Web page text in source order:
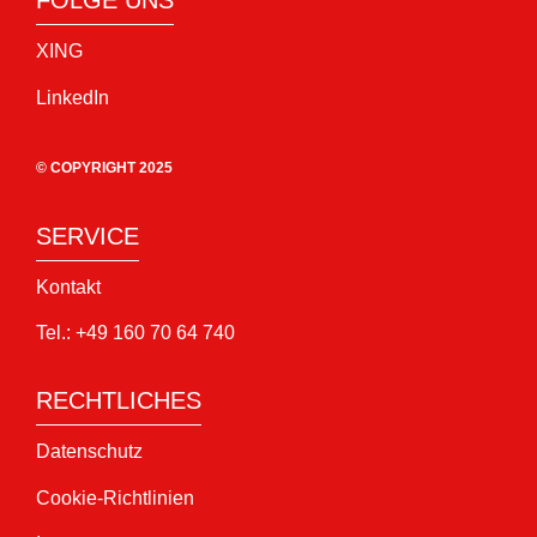
XING
LinkedIn
© COPYRIGHT 2025
SERVICE
Kontakt
Tel.: +49 160 70 64 740
RECHTLICHES
Datenschutz
Cookie-Richtlinien